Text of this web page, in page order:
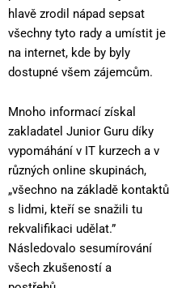
hlavě zrodil nápad sepsat
všechny tyto rady a umístit je
na internet, kde by byly
dostupné všem zájemcům.
Mnoho informací získal
zakladatel Junior Guru díky
vypomáhání v IT kurzech a v
různých online skupinách,
„všechno na základě kontaktů
s lidmi, kteří se snažili tu
rekvalifikaci udělat.”
Následovalo sesumírování
všech zkušeností a